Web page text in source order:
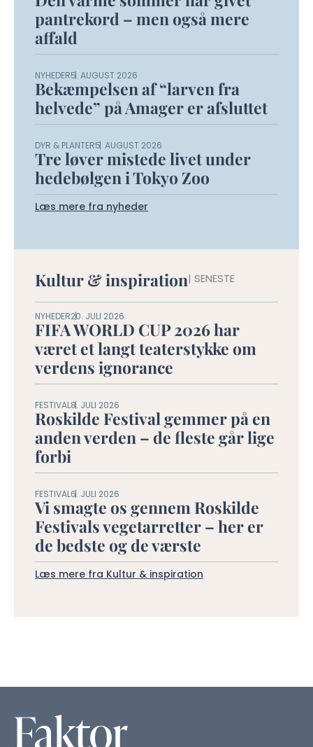
pantrekord – men også mere
affald
NYHEDER5. AUGUST 2026
Bekæmpelsen af “larven fra
helvede” på Amager er afsluttet
DYR & PLANTER5. AUGUST 2026
Tre løver mistede livet under
hedebølgen i Tokyo Zoo
Læs mere fra nyheder
Kultur & inspiration| SENESTE
NYHEDER20. JULI 2026
FIFA WORLD CUP 2026 har
været et langt teaterstykke om
verdens ignorance
FESTIVAL8. JULI 2026
Roskilde Festival gemmer på en
anden verden – de fleste går lige
forbi
FESTIVAL6. JULI 2026
Vi smagte os gennem Roskilde
Festivals vegetarretter – her er
de bedste og de værste
Læs mere fra Kultur & inspiration